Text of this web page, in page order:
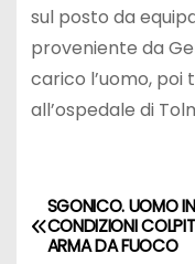
sul posto da
proveniente da
carico l’uomo,
all’ospedale di
SGONICO. UOMO
CONDIZIONI
ARMA DA FUOCO